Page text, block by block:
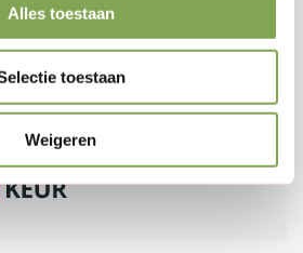
Alles toestaan
toestaan
Weigeren
vragen
218 111
640511932